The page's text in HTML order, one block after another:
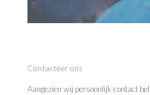
Contacteer ons
Aangezien wij persoonlijk contact